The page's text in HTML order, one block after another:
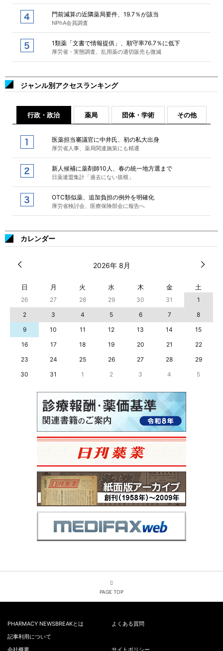
門前減算の近隣薬局要件、19.7％が該当
NPhA会員調査
1類薬「文書で情報提供」、順守率76.7％に低下
厚労省・実態調査、乱用薬の適切販売も微減
ジャンル別アクセスランキング
行政・政治 薬局 団体・学術 その他
医薬担当審議官に中井氏、初の私大出身
厚労省人事、薬局関連施策にも精通
新人候補に薬剤師10人、春の統一地方選まで
日薬連盟集計「過去にない規模」
OTC類似薬、追加負担の例外を明確化
厚労省検討会、医療保険部会に報告へ
カレンダー
2026年 8月
日 月 火 水 木 金 土
26 27 28 29 30 31
1
2
3 4 5 6 7
8
9
10 11 12 13 14
15
16
17 18 19 20 21
22
23
24 25 26 27 28
29
30
31 1 2 3 4 5
PAGE TOP
PHARMACY NEWSBREAKとは
よくある質問
記事利用について
会社概要
サイトポリシー